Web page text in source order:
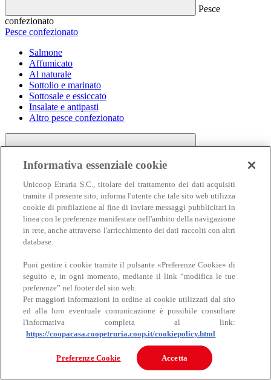
Pesce
confezionato
Pesce confezionato
Salmone
Affumicato
Al naturale
Sottolio e marinato
Sottosale e essiccato
Insalate e antipasti
Altro pesce confezionato
Carne
Carne
Bovino
Informativa essenziale cookie
Unicoop Etruria S.C., titolare del trattamento dei dati acquisiti
tramite il presente sito, informa l'utente che tale sito web utilizza
cookie di profilazione al fine di inviare messaggi pubblicitari in
linea con le preferenze manifestate nell'ambito della navigazione
in rete, anche attraverso l'arricchimento dei dati raccolti con altri
database.
Puoi gestire i cookie tramite il pulsante «Preferenze Cookie» di
seguito e, in ogni momento, mediante il link “modifica le tue
preferenze” nel footer del sito web.
Per maggiori informazioni in ordine ai cookie utilizzati dal sito
ed alla loro eventuale comunicazione è possibile consultare
l'informativa completa al link:
https://coopacasa.coopetruria.coop.it/cookiepolicy.html
Preferenze Cookie Accetta